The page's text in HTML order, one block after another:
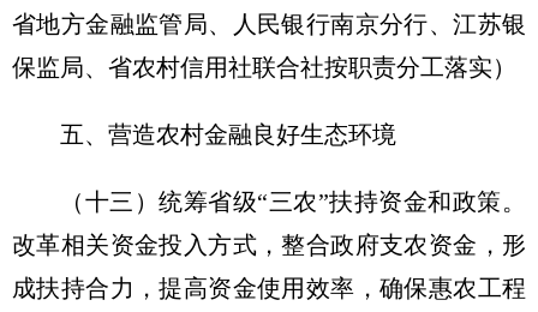
省地方金融监管局、人民银行南京分行、江苏银
保监局、省农村信用社联合社按职责分工落实）
五、营造农村金融良好生态环境
（十三）统筹省级“三农”扶持资金和政策。
改革相关资金投入方式，整合政府支农资金，形
成扶持合力，提高资金使用效率，确保惠农工程